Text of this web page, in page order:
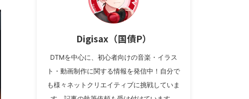
Digisax（国債P）
DTMを中心に、初心者向けの音楽・イラス
ト・動画制作に関する情報を発信中！自分で
も様々ネットクリエイティブに挑戦していま